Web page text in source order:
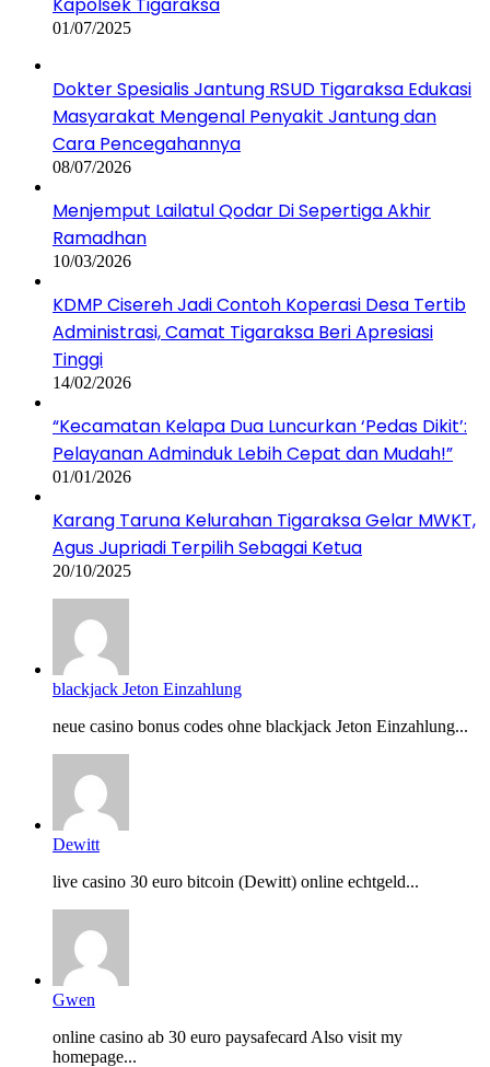
01/07/2025
Dokter Spesialis Jantung RSUD Tigaraksa Edukasi
Masyarakat Mengenal Penyakit Jantung dan
Cara Pencegahannya
08/07/2026
Menjemput Lailatul Qodar Di Sepertiga Akhir
Ramadhan
10/03/2026
KDMP Cisereh Jadi Contoh Koperasi Desa Tertib
Administrasi, Camat Tigaraksa Beri Apresiasi
Tinggi
14/02/2026
“Kecamatan Kelapa Dua Luncurkan ‘Pedas Dikit’:
Pelayanan Adminduk Lebih Cepat dan Mudah!”
01/01/2026
Karang Taruna Kelurahan Tigaraksa Gelar MWKT,
Agus Jupriadi Terpilih Sebagai Ketua
20/10/2025
blackjack Jeton Einzahlung
neue casino bonus codes ohne blackjack Jeton Einzahlung...
Dewitt
live casino 30 euro bitcoin (Dewitt) online echtgeld...
Gwen
online casino ab 30 euro paysafecard Also visit my
homepage...